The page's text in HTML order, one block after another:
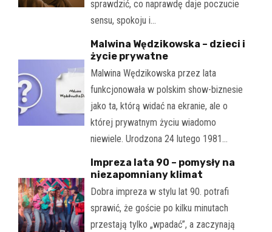
sprawdzić, co naprawdę daje poczucie
sensu, spokoju i…
Malwina Wędzikowska – dzieci i
życie prywatne
Malwina Wędzikowska przez lata
funkcjonowała w polskim show-biznesie
jako ta, którą widać na ekranie, ale o
której prywatnym życiu wiadomo
niewiele. Urodzona 24 lutego 1981…
Impreza lata 90 – pomysły na
niezapomniany klimat
Dobra impreza w stylu lat 90. potrafi
sprawić, że goście po kilku minutach
przestają tylko „wpadać”, a zaczynają